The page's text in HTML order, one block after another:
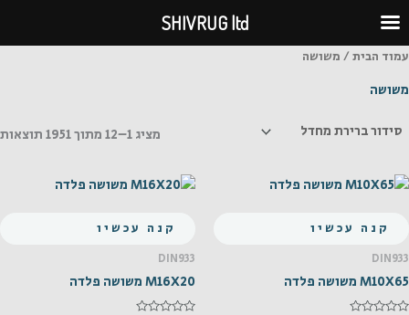
לתוכן
עמוד הבית/ משושה
משושה
מציג 1–12 מתוך 1951 תוצאות
קנה עכשיו
DIN933
M10X65 משושה פלדה
קנה עכשיו
DIN933
M16X20 משושה פלדה
SHIVRUG ltd